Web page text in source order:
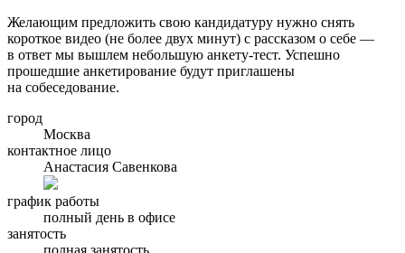
Желающим предложить свою кандидатуру нужно снять
короткое видео (не более двух минут) с рассказом о себе —
в ответ мы вышлем небольшую анкету-тест. Успешно
прошедшие анкетирование будут приглашены
на собеседование.
город
Москва
контактное лицо
Анастасия Савенкова
график работы
полный день в офисе
занятость
полная занятость